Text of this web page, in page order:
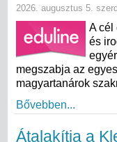
2026. augusztus 5.
A cél
és
megszabja az
magyartanárok
Bővebben...
Átalakítja a